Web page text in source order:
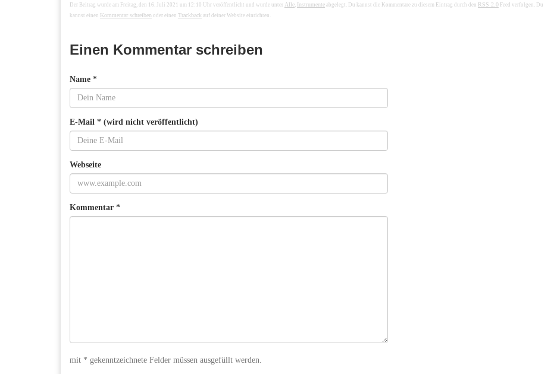
Der Beitrag wurde am Freitag, den 16. Juli 2021 um 12:10 Uhr veröffentlicht und wurde unter Alle Instrumente abgelegt. Du kannst die Kommentare zu diesem Eintrag durch den RSS 2.0 Feed verfolgen. Du
kannst einen Kommentar schreiben oder einen Trackback auf deiner Website einrichten.
Einen Kommentar schreiben
Name *
E-Mail * (wird nicht veröffentlicht)
Webseite
Kommentar *
mit * gekenntzeichnete Felder müssen ausgefüllt werden.